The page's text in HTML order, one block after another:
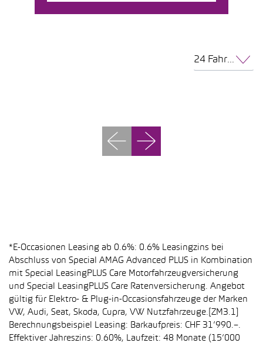
24 Fahrzeuge pro Seite
*E-Occasionen Leasing ab 0.6%: 0.6% Leasingzins bei
Abschluss von Special AMAG Advanced PLUS in Kombination
mit Special LeasingPLUS Care Motorfahrzeugversicherung
und Special LeasingPLUS Care Ratenversicherung. Angebot
gültig für Elektro- & Plug-in-Occasionsfahrzeuge der Marken
VW, Audi, Seat, Skoda, Cupra, VW Nutzfahrzeuge.[ZM3.1]
Berechnungsbeispiel Leasing: Barkaufpreis: CHF 31’990.–.
Effektiver Jahreszins: 0.60%, Laufzeit: 48 Monate (15’000